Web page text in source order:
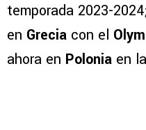
temporada 2023-
en Grecia con el
ahora en Polonia en